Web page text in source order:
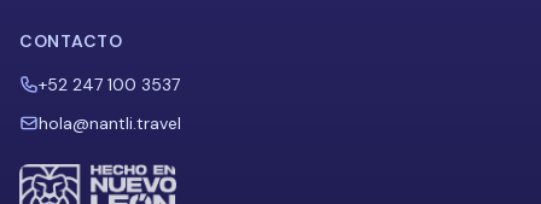
CONTACTO
+52 247 100 3537
hola@nantli.travel